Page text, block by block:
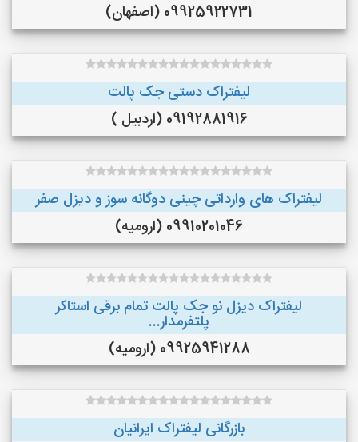
09925922731 (اصفهان)
لیفتراک دستی جک پالت
09192881916 (اردبیل )
لیفتراک های وارداتی چینی دوگانه سوز و دیزل صفر
09910201046 (ارومیه)
لیفتراک دیزل نو جک پالت تمام برقی استاکر
پلتفرمدار...
09925941288 (ارومیه)
بازرگانی لیفتراک ایرانیان